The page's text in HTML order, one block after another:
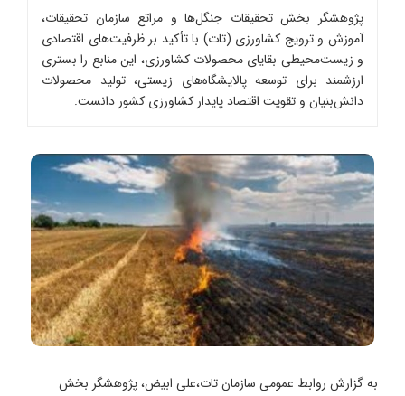
پژوهشگر بخش تحقیقات جنگل‌ها و مراتع سازمان تحقیقات،
آموزش و ترویج کشاورزی (تات) با تأکید بر ظرفیت‌های اقتصادی
و زیست‌محیطی بقایای محصولات کشاورزی، این منابع را بستری
ارزشمند برای توسعه پالایشگاه‌های زیستی، تولید محصولات
دانش‌بنیان و تقویت اقتصاد پایدار کشاورزی کشور دانست.
به گزارش روابط عمومی سازمان تات،علی ابیض، پژوهشگر بخش